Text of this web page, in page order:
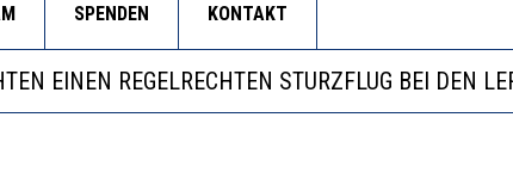
SPENDEN KONTAKT
EVIDENZ UND WILL WISSEN, WAS ALL DIE
WAS KINDER TRÄGT
EINEN REGELRECHTEN STURZFLUG BEI DEN
HARMONISIERUNG IM SCHULWESEN